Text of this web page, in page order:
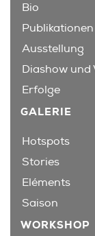
Bio
Publikationen
Ausstellung
Diashow und
Erfolge
GALERIE
Hotspots
Stories
Eléments
Saison
WORKSHOP